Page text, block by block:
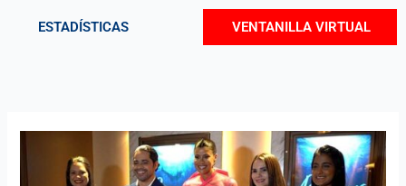
ESTADÍSTICAS VENTANILLA VIRTUAL